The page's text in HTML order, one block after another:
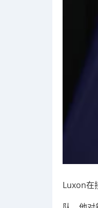
Luxon在